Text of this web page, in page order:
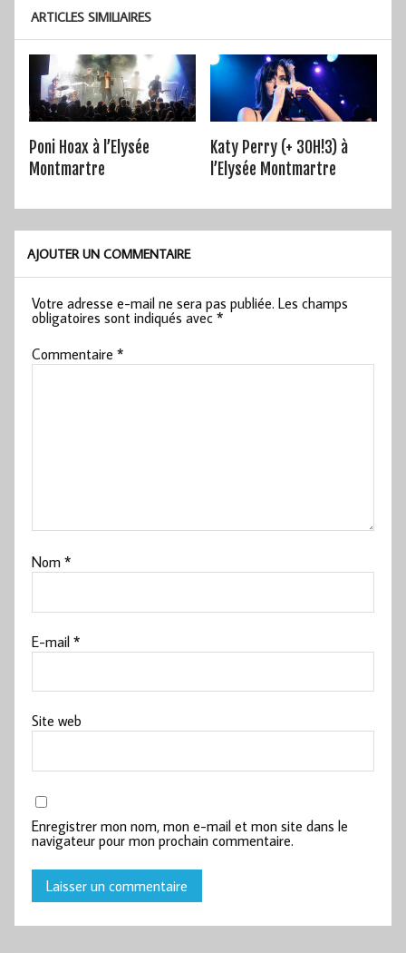
ARTICLES SIMILIAIRES
Poni Hoax à l’Elysée
Montmartre
Katy Perry (+ 3OH!3) à
l’Elysée Montmartre
AJOUTER UN COMMENTAIRE
Votre adresse e-mail ne sera pas publiée. Les champs
obligatoires sont indiqués avec*
Commentaire*
Nom*
E-mail*
Site web
Enregistrer mon nom, mon e-mail et mon site dans le
navigateur pour mon prochain commentaire.